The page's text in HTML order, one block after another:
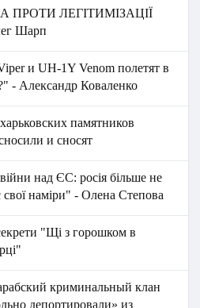
ПРОТИ ЛЕГІТИМІЗАЦІЇ
Шарп
и UH-1Y Venom полетят в
- Александр Коваленко
памятников
и сносят
над ЄС: росія більше не
свої наміри" - Олена Степова
"Щі з горошком в
криминальный клан
депортировали» из